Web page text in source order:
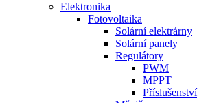
Elektronika
Fotovoltaika
Solární elektrárny
Solární panely
Regulátory
PWM
MPPT
Příslušenství